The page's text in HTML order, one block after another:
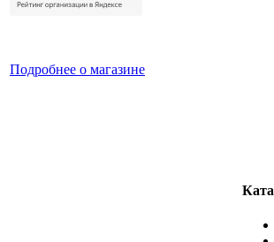
Подробнее о магазине